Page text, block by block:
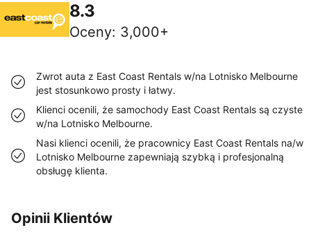
8.3
Oceny: 3,000+
Zwrot auta z East Coast Rentals w/na Lotnisko Melbourne
jest stosunkowo prosty i łatwy.
Klienci ocenili, że samochody East Coast Rentals są czyste
w/na Lotnisko Melbourne.
Nasi klienci ocenili, że pracownicy East Coast Rentals na/w
Lotnisko Melbourne zapewniają szybką i profesjonalną
obsługę klienta.
Opinii Klientów